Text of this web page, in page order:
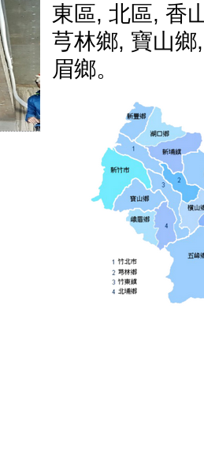
東區, 北區, 香
芎林鄉, 寶山鄉
眉鄉。